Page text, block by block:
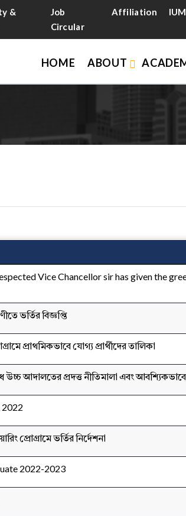
&
Job
Circular
Affiliation
HOME ABOUT
Vice Chancellor sir has given the
ভর্তির বিজ্ঞপ্তি
প্রাথমিকভাবে যোগ্য প্রার্থীদের তালিকা
উচ্চ আদালতের প্রদত্ত নীতিমালা এবং
2022
প্রোগ্রামে ভর্তির নির্দেশনা
2022-2023